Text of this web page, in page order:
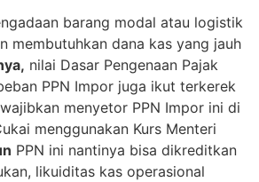
barang modal atau logistik
membutuhkan dana kas yang jauh
nilai Dasar Pengenaan Pajak
PPN Impor juga ikut terkerek
menyetor PPN Impor ini di
menggunakan Kurs Menteri
PPN ini nantinya bisa dikreditkan
likuiditas kas operasional